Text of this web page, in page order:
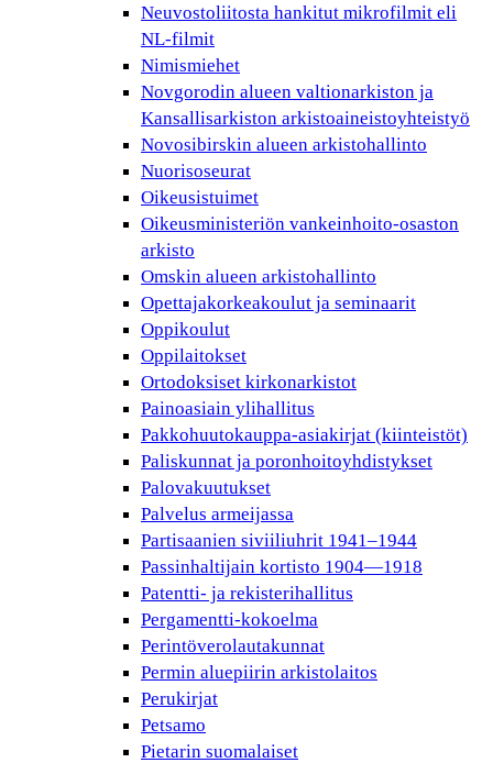
Neuvostoliitosta hankitut mikrofilmit eli
NL-filmit
Nimismiehet
Novgorodin alueen valtionarkiston ja
Kansallisarkiston arkistoaineistoyhteistyö
Novosibirskin alueen arkistohallinto
Nuorisoseurat
Oikeusistuimet
Oikeusministeriön vankeinhoito-osaston
arkisto
Omskin alueen arkistohallinto
Opettajakorkeakoulut ja seminaarit
Oppikoulut
Oppilaitokset
Ortodoksiset kirkonarkistot
Painoasiain ylihallitus
Pakkohuutokauppa-asiakirjat (kiinteistöt)
Paliskunnat ja poronhoitoyhdistykset
Palovakuutukset
Palvelus armeijassa
Partisaanien siviiliuhrit 1941–1944
Passinhaltijain kortisto 1904—1918
Patentti- ja rekisterihallitus
Pergamentti-kokoelma
Perintöverolautakunnat
Permin aluepiirin arkistolaitos
Perukirjat
Petsamo
Pietarin suomalaiset